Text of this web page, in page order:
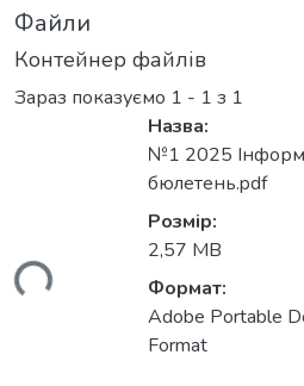
Файли
Контейнер файлів
Зараз показуємо 1 - 1 з 1
Назва:
№1 2025
бюлетень.pdf
Розмір:
2,57 MB
Формат:
Adobe Portable
Format